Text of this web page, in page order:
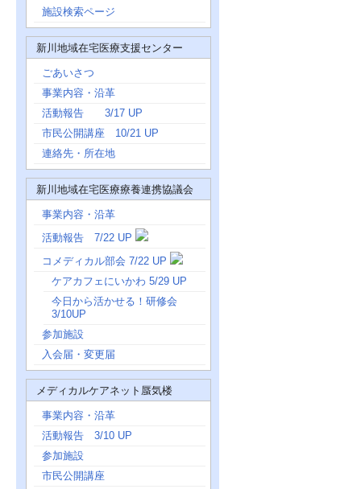
施設検索ページ
新川地域在宅医療支援センター
ごあいさつ
事業内容・沿革
活動報告 3/17 UP
市民公開講座 10/21 UP
連絡先・所在地
新川地域在宅医療療養連携協議会
事業内容・沿革
活動報告 7/22 UP
コメディカル部会 7/22 UP
ケアカフェにいかわ 5/29 UP
今日から活かせる！研修会
3/10UP
参加施設
入会届・変更届
メディカルケアネット蜃気楼
事業内容・沿革
活動報告 3/10 UP
参加施設
市民公開講座